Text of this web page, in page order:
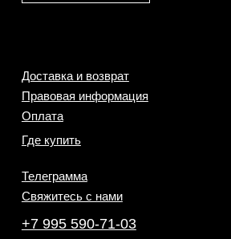
Доставка и возврат
Свяжитесь с нами
Телеграмма
Где купить
Оплата
Правовая информация
+7 995 590-71-03